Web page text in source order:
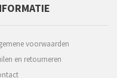
voorwaarden
en retourneren